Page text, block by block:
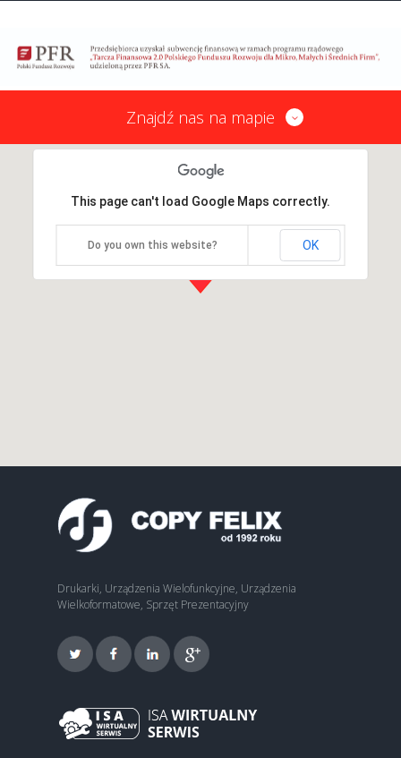
Znajdź nas na mapie
This page can't load Google Maps correctly.
Do you own this website? OK
Drukarki, Urządzenia Wielofunkcyjne, Urządzenia
Wielkoformatowe, Sprzęt Prezentacyjny